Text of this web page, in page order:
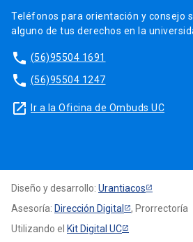
Teléfonos para orientación y consejo
alguno de tus derechos en la
phone (56)95504 1691
phone (56)95504 1247
launch Ir a la Oficina de Ombuds UC
Diseño y desarrollo: Urantiacos
Asesoría: Dirección Digital
, Prorrectoría
Utilizando el Kit Digital UC